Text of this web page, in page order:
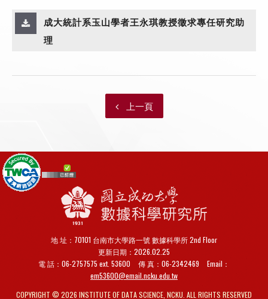
成大統計系玉山學者王永琪教授徵求專任研究助
理
上一頁
地 址：70101 台南市大學路一號 數據科學所 2nd Floor
更新日期：2026.02.25
電 話：06-2757575 ext. 53600
傳 真： 06-2342469
Email：
em53600@email.ncku.edu.tw
COPYRIGHT © 2026 INSTITUTE OF DATA SCIENCE, NCKU. ALL RIGHTS RESERVED